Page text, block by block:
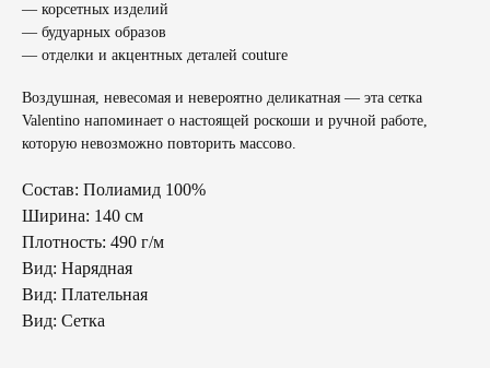
— корсетных изделий
— будуарных образов
— отделки и акцентных деталей couture
Воздушная, невесомая и невероятно деликатная — эта сетка
Valentino напоминает о настоящей роскоши и ручной работе,
которую невозможно повторить массово.
Состав: Полиамид 100%
Ширина: 140 см
Плотность: 490 г/м
Вид: Нарядная
Вид: Плательная
Вид: Сетка